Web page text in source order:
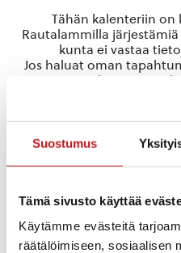
Suostumus
Tämä sivusto käyttää
Käytämme evästeitä
räätälöimiseen, sosiaalisen
runon ja laulun
Tapahtumat runon ja laulun
Tapahtumat
NoticeEi tuloksia.
Tähän kalenteriin
Rautalammilla
kunta ei vastaa
Jos haluat oman
jätä tapahtuman